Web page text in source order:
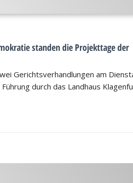
standen die Projekttage der
Gerichtsverhandlungen am
durch das Landhaus